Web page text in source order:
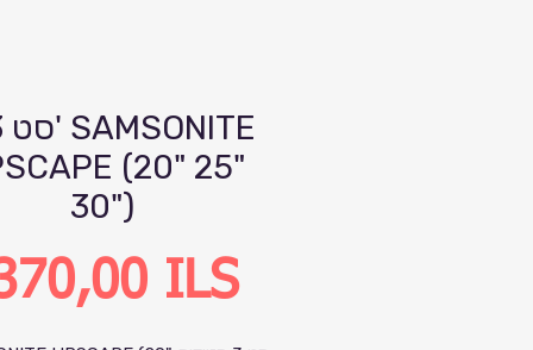
(20" 25"
30")
ILSPrecio